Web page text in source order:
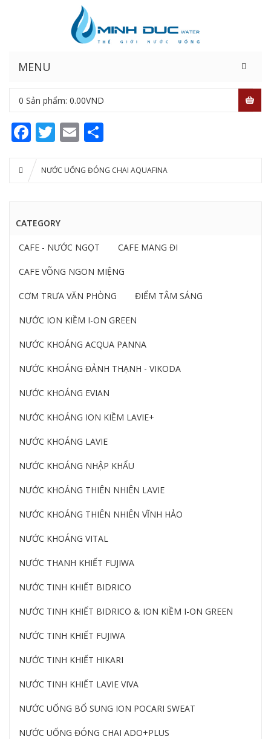
MENU
0 Sản phẩm: 0.00VND
Facebook
Twitter
Email
NƯỚC UỐNG ĐÓNG CHAI AQUAFINA
CATEGORY
CAFE - NƯỚC NGỌT CAFE MANG ĐI
CAFE VÕNG NGON MIỆNG
CƠM TRƯA VĂN PHÒNG ĐIỂM TÂM SÁNG
NƯỚC ION KIỀM I-ON GREEN
NƯỚC KHOÁNG ACQUA PANNA
NƯỚC KHOÁNG ĐẢNH THẠNH - VIKODA
NƯỚC KHOÁNG EVIAN
NƯỚC KHOÁNG ION KIỀM LAVIE+
NƯỚC KHOÁNG LAVIE
NƯỚC KHOÁNG NHẬP KHẨU
NƯỚC KHOÁNG THIÊN NHIÊN LAVIE
NƯỚC KHOÁNG THIÊN NHIÊN VĨNH HẢO
NƯỚC KHOÁNG VITAL
NƯỚC THANH KHIẾT FUJIWA
NƯỚC TINH KHIẾT BIDRICO
NƯỚC TINH KHIẾT BIDRICO & ION KIỀM I-ON GREEN
NƯỚC TINH KHIẾT FUJIWA
NƯỚC TINH KHIẾT HIKARI
NƯỚC TINH KHIẾT LAVIE VIVA
NƯỚC UỐNG BỔ SUNG ION POCARI SWEAT
NƯỚC UỐNG ĐÓNG CHAI ADO+PLUS